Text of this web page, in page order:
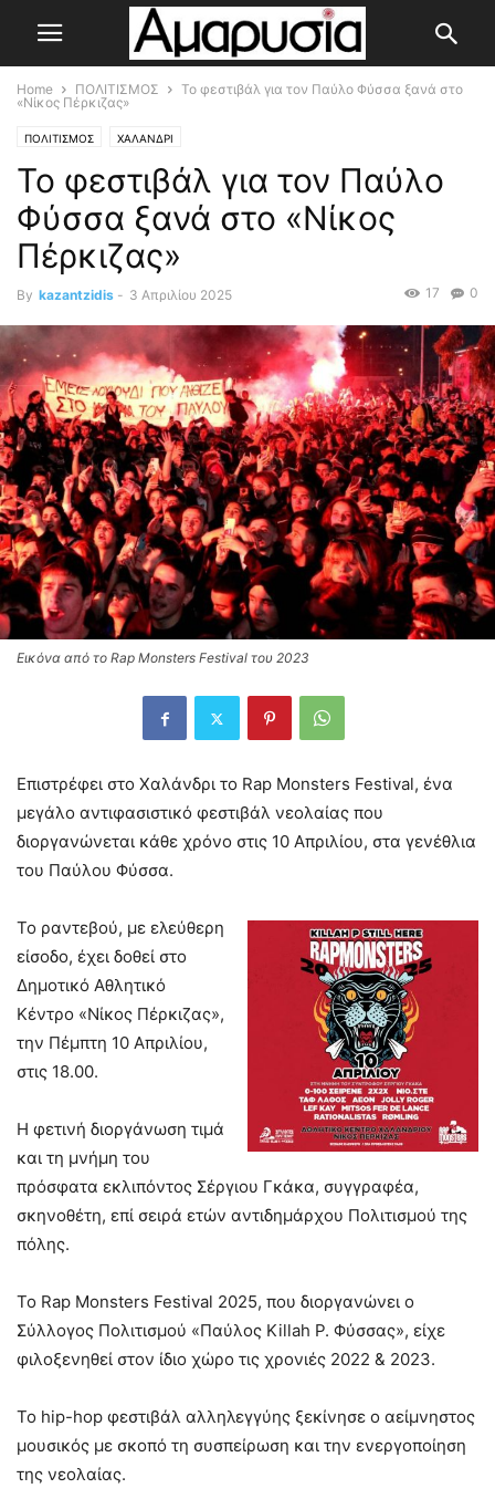
Home ΠΟΛΙΤΙΣΜΟΣ
Το φεστιβάλ για τον Παύλο Φύσσα ξανά στο
«Νίκος Πέρκιζας»
ΠΟΛΙΤΙΣΜΟΣ ΧΑΛΑΝΔΡΙ
Το φεστιβάλ για τον Παύλο
Φύσσα ξανά στο «Νίκος
Πέρκιζας»
By kazantzidis - 3 Απριλίου 2025 0
17
Eικόνα από το Rap Monsters Festival του 2023
Επιστρέφει στο Χαλάνδρι το Rap Monsters Festival, ένα
μεγάλο αντιφασιστικό φεστιβάλ νεολαίας που
διοργανώνεται κάθε χρόνο στις 10 Απριλίου, στα γενέθλια
του Παύλου Φύσσα.
Το ραντεβού, με ελεύθερη
είσοδο, έχει δοθεί στο
Δημοτικό Αθλητικό
Κέντρο «Νίκος Πέρκιζας»,
την Πέμπτη 10 Απριλίου,
στις 18.00.
Η φετινή διοργάνωση τιμά
και τη μνήμη του
πρόσφατα εκλιπόντος Σέργιου Γκάκα, συγγραφέα,
σκηνοθέτη, επί σειρά ετών αντιδημάρχου Πολιτισμού της
πόλης.
Το Rap Monsters Festival 2025, που διοργανώνει ο
Σύλλογος Πολιτισμού «Παύλος Killah P. Φύσσας», είχε
φιλοξενηθεί στον ίδιο χώρο τις χρονιές 2022 & 2023.
Το hip-hop φεστιβάλ αλληλεγγύης ξεκίνησε ο αείμνηστος
μουσικός με σκοπό τη συσπείρωση και την ενεργοποίηση
της νεολαίας.